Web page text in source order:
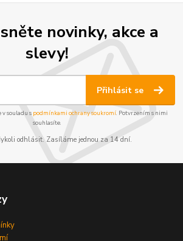
novinky, akce a
slevy!
Přihlásit se
v souladu s podmínkami ochrany soukromí. Potvrzením s nimi
souhlasíte.
odhlásit. Zasíláme jednou za 14 dní.